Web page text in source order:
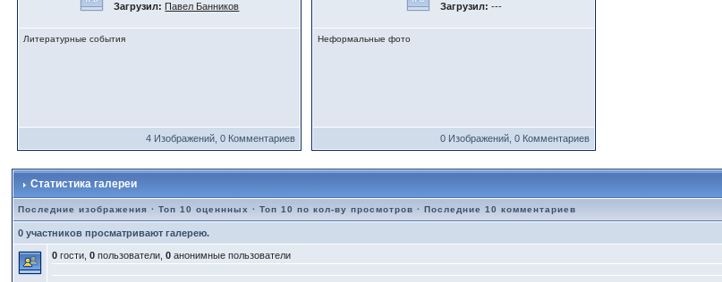
Загрузил: Павел Банников
Литературные события
4 Изображений, 0 Комментариев
Загрузил: ---
Неформальные фото
0 Изображений, 0 Комментариев
Статистика галереи
Последние изображения ·Топ 10 оценнных ·Топ 10 по кол-ву просмотров ·Последние 10 комментариев
0 участников просматривают галерею.
0 гости,0 пользователи,0 анонимные пользователи